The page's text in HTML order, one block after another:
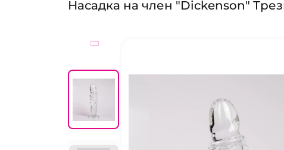
Насадка на член "Dickenson"